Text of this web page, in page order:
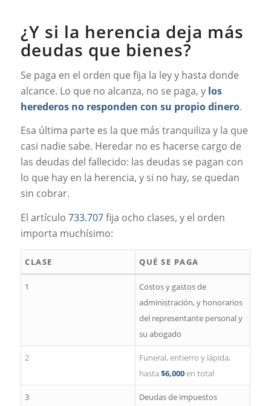
¿Y si la herencia deja más
deudas que bienes?
Se paga en el orden que fija la ley y hasta donde
alcance. Lo que no alcanza, no se paga, y los
herederos no responden con su propio dinero.
Esa última parte es la que más tranquiliza y la que
casi nadie sabe. Heredar no es hacerse cargo de
las deudas del fallecido: las deudas se pagan con
lo que hay en la herencia, y si no hay, se quedan
sin cobrar.
El artículo 733.707fija ocho clases, y el orden
importa muchísimo:
CLASE QUÉ SE PAGA
1
Costos y gastos de
administración, y honorarios
del representante personal y
su abogado
2
Funeral, entierro y lápida,
hasta$6,000en total
3
Deudas de impuestos